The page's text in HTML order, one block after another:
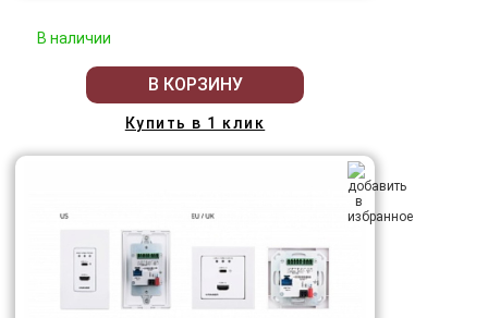
В наличии
В КОРЗИНУ
Купить в 1 клик